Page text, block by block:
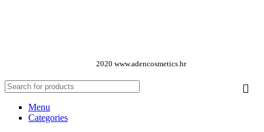
2020 www.adencosmetics.hr
Menu
Categories